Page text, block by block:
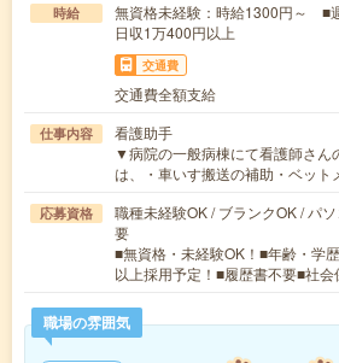
時給
無資格未経験：時給1300円～
日収1万400円以上
交通費
交通費全額支給
仕事内容
看護助手
▼病院の一般病棟にて看護師さん
は、・車いす搬送の補助・ベッ
応募資格
職種未経験OK / ブランクOK / パ
要
■無資格・未経験OK！■年齢・学
以上採用予定！■履歴書不要■社
職場の雰囲気